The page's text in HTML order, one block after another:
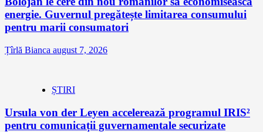
energie. Guvernul pregătește limitarea consumului
pentru marii consumatori
Țîrlă Bianca august 7, 2026
ȘTIRI
Ursula von der Leyen accelerează programul IRIS²
pentru comunicații guvernamentale securizate